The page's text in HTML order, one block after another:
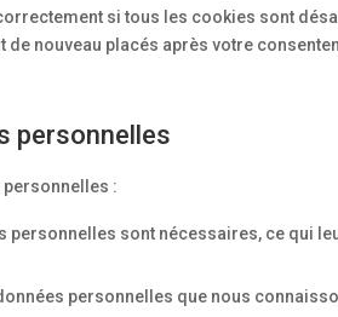
si tous les cookies sont
nouveau placés après votre
personnelles
:
sont nécessaires, ce qui
personnelles que nous